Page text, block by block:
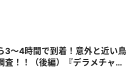
3～4時間で到着！意外と近い鳥
査！！（後編）『デラメチャ気